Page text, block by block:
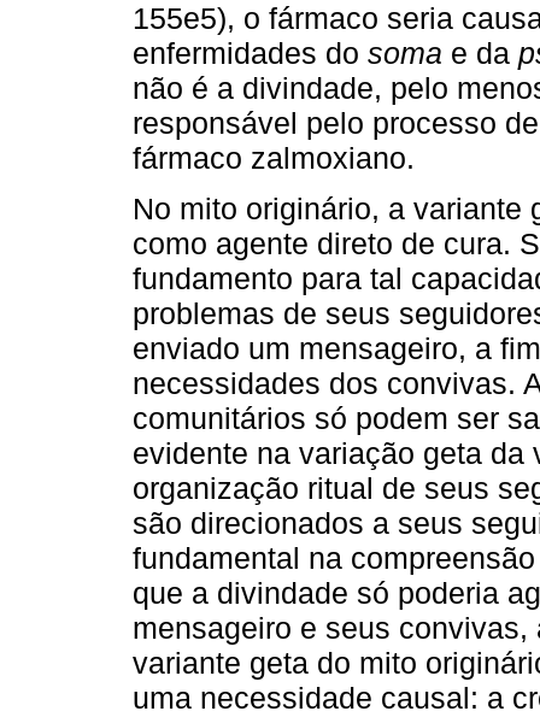
155e5), o fármaco seria
enfermidades do soma e da
não é a divindade, pelo
responsável pelo processo
fármaco zalmoxiano.
No mito originário, a variante
como agente direto de cura.
fundamento para tal
problemas de seus
enviado um mensageiro, a
necessidades dos convivas.
comunitários só podem ser
evidente na variação geta da
organização ritual de seus
são direcionados a seus
fundamental na
que a divindade só poderia
mensageiro e seus
variante geta do mito
uma necessidade causal: a